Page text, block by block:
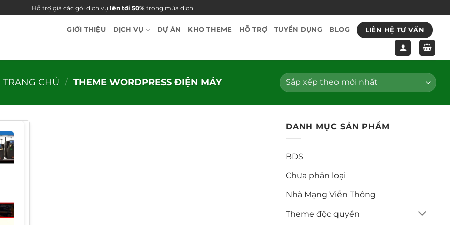
Hỗ trợ giá các gói dịch vụ lên tới 50% trong mùa dịch
GIỚI THIỆU DỊCH VỤ DỰ ÁN KHO THEME HỖ TRỢ TUYỂN DỤNG BLOG LIÊN HỆ TƯ VẤN
TRANG CHỦ / THEME WORDPRESS ĐIỆN MÁY
DANH MỤC SẢN PHẨM
BDS
Chưa phân loại
Nhà Mạng Viễn Thông
Theme độc quyền